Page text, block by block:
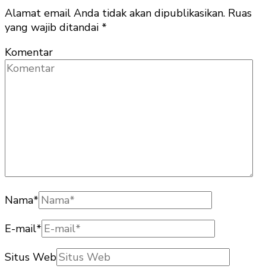
Alamat email Anda tidak akan dipublikasikan. Ruas
yang wajib ditandai *
Komentar
Nama*
E-mail*
Situs Web